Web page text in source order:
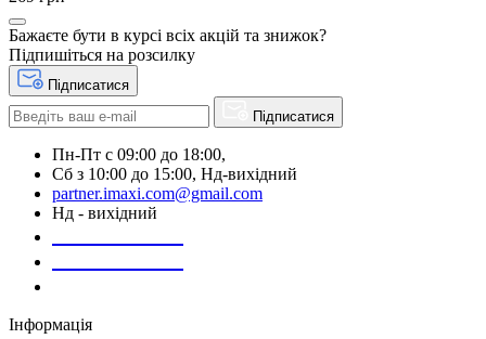
Бажаєте бути в курсі всіх акцій та знижок?
Підпишіться на розсилку
Підписатися
Підписатися
Пн-Пт с 09:00 до 18:00,
Сб з 10:00 до 15:00, Нд-вихідний
partner.imaxi.com@gmail.com
Нд - вихідний
Інформація